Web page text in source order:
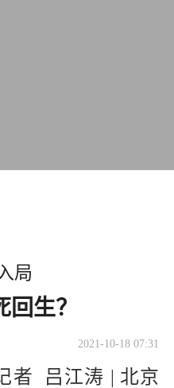
局
生？
2021-10-18 07:31
者 吕江涛 | 北京